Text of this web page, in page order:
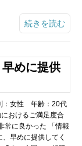
続きを読む
めに提供
：女性 年齢：20代
おけるご満足度合
常に良かった 「情報
早めに提供してく